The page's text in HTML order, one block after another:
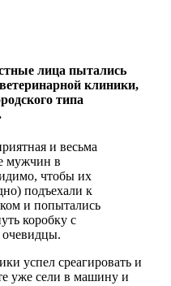
лица пытались
клиники,
типа
и весьма
мужчин в
чтобы их
подъехали к
и попытались
коробку с
успел среагировать и
уже сели в машину и